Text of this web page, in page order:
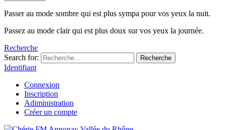
Passer au mode sombre qui est plus sympa pour vos yeux la nuit.
Passez au mode clair qui est plus doux sur vos yeux la journée.
Recherche
Search for:
Recherche
Identifiant
Connexion
Inscription
Adiministration
Créer un compte